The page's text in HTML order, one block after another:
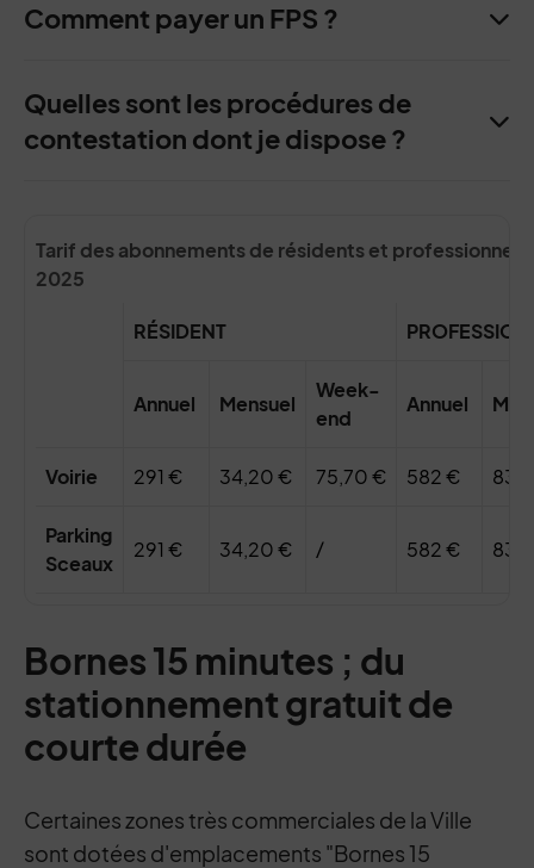
Comment payer un FPS ?
Quelles sont les procédures de
contestation dont je dispose ?
Tarif des abonnements de résidents et professionnels
2025
RÉSIDENT
Annuel Mensuel
Week-
end
Annuel
Voirie 291 € 34,20 € 75,70 € 582 €
Parking
Sceaux
291 € 34,20 € / 582 €
Bornes 15 minutes ; du
stationnement gratuit de
courte durée
Certaines zones très commerciales de la Ville
sont dotées d'emplacements "Bornes 15